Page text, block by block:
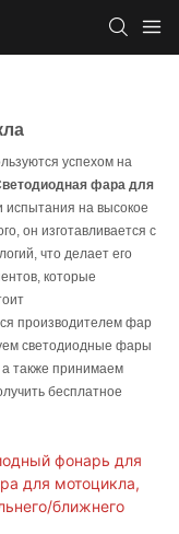
успехом на
фара для
испытания на высокое
он изготавливается с
что делает его
которые
производителем фар
светодиодные фары
а также принимаем
бесплатное